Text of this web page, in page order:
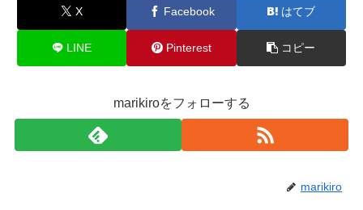
X Facebook はてブ
LINE Pinterest コピー
marikiroをフォローする
marikiro